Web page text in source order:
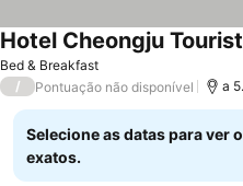
Bed & Breakfast
Hotel Cheongju Tourist
/ Pontuação não disponível a
Selecione as datas para ver
exatos.